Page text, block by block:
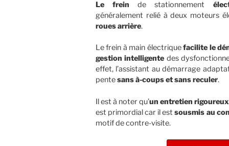
Le frein de stationnement
généralement relié à deux moteurs
roues arrière.
Le frein à main électriquefacilite le
gestion intelligente des
effet, l’assistant au démarrage
pentesans à-coups et sans reculer.
Il est à noter qu’un entretien rigoureux
est primordial car il estsousmis au
motif de contre-visite.